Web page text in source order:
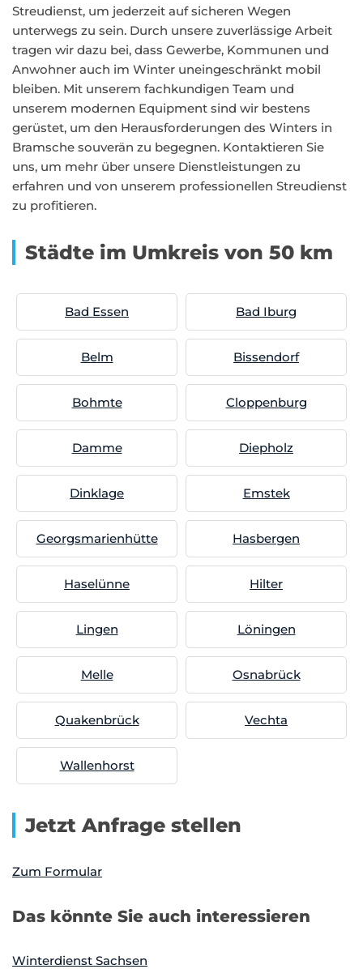
Streudienst, um jederzeit auf sicheren Wegen
unterwegs zu sein. Durch unsere zuverlässige Arbeit
tragen wir dazu bei, dass Gewerbe, Kommunen und
Anwohner auch im Winter uneingeschränkt mobil
bleiben. Mit unserem fachkundigen Team und
unserem modernen Equipment sind wir bestens
gerüstet, um den Herausforderungen des Winters in
Bramsche souverän zu begegnen. Kontaktieren Sie
uns, um mehr über unsere Dienstleistungen zu
erfahren und von unserem professionellen Streudienst
zu profitieren.
Städte im Umkreis von 50 km
Bad Essen Bad Iburg
Belm Bissendorf
Bohmte Cloppenburg
Damme Diepholz
Dinklage Emstek
Georgsmarienhütte Hasbergen
Haselünne Hilter
Lingen Löningen
Melle Osnabrück
Quakenbrück Vechta
Wallenhorst
Jetzt Anfrage stellen
Zum Formular
Das könnte Sie auch interessieren
Winterdienst Sachsen